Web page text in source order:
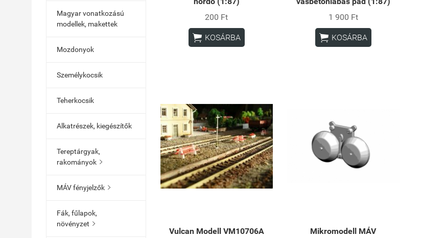
Magyar vonatkozású
modellek, makettek
Mozdonyok
Személykocsik
Teherkocsik
Alkatrészek, kiegészítők
Tereptárgyak,
rakományok 
MÁV fényjelzők 
Fák, fűlapok,
növényzet 
200 Ft
 KOSÁRBA
1 900 Ft
 KOSÁRBA
Vulcan Modell VM10706A
Mikromodell MÁV